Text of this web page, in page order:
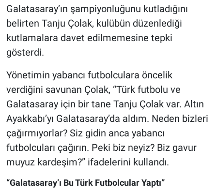
Galatasaray’ın şampiyonluğunu kutladığını
belirten Tanju Çolak, kulübün düzenlediği
kutlamalara davet edilmemesine tepki
gösterdi.
Yönetimin yabancı futbolculara öncelik
verdiğini savunan Çolak, “Türk futbolu ve
Galatasaray için bir tane Tanju Çolak var. Altın
Ayakkabı’yı Galatasaray’da aldım. Neden bizleri
çağırmıyorlar? Siz gidin anca yabancı
futbolcuları çağırın. Peki biz neyiz? Biz gavur
muyuz kardeşim?” ifadelerini kullandı.
“Galatasaray’ı Bu Türk Futbolcular Yaptı”